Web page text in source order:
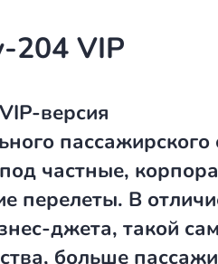
204 VIP
версия
пассажирского
частные,
перелеты. В
джета, такой
больше